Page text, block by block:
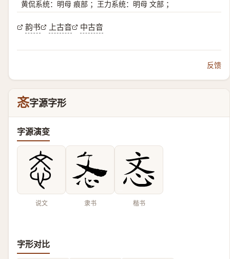
黄侃系统：明母 痕部 ；王力系统：明母 文部 ；
韵书 上古音 中古音
反馈
忞字源字形
字源演变
说文 隶书 楷书
字形对比